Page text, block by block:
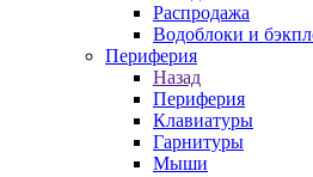
Распродажа
Водоблоки и
Периферия
Назад
Периферия
Клавиатуры
Гарнитуры
Мыши